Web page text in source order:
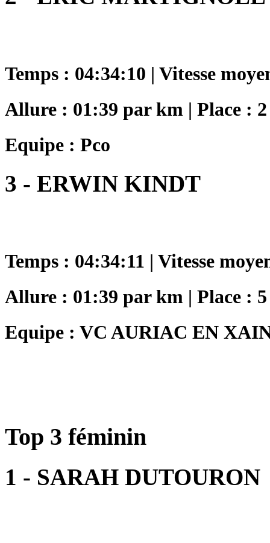
Temps : 04:34:10 | Vitesse
Allure : 01:39 par km | Place : 2
Equipe : Pco
3 - ERWIN KINDT
Temps : 04:34:11 | Vitesse
Allure : 01:39 par km | Place : 5
Equipe : VC AURIAC EN
Top 3 féminin
1 - SARAH DUTOURON